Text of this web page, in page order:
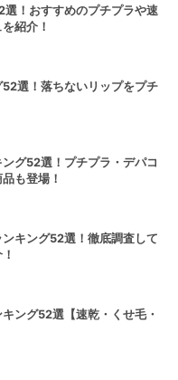
！おすすめのプチプラや速
紹介！
選！落ちないリップをプチ
グ52選！プチプラ・デパコ
も登場！
キング52選！徹底調査して
ング52選【速乾・くせ毛・